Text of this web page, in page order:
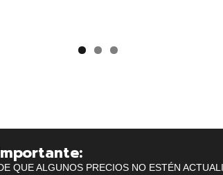
QUE ALGUNOS PRECIOS NO ESTÉN